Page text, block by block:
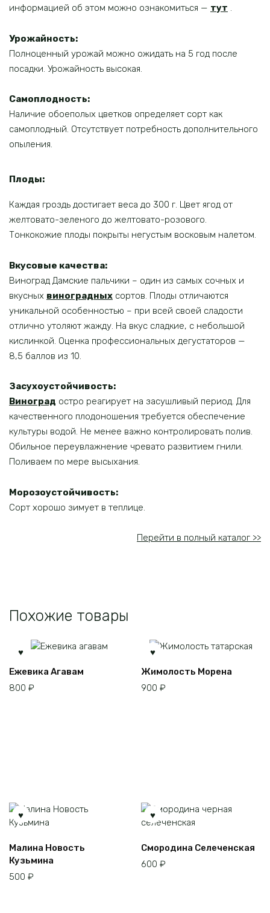
информацией об этом можно ознакомиться — тут .
Урожайность:
Полноценный урожай можно ожидать на 5 год после
посадки. Урожайность высокая.
Самоплодность:
Наличие обоеполых цветков определяет сорт как
самоплодный. Отсутствует потребность дополнительного
опыления.
Плоды:
Каждая гроздь достигает веса до 300 г. Цвет ягод от
желтовато-зеленого до желтовато-розового.
Тонкокожие плоды покрыты негустым восковым налетом.
Вкусовые качества:
Виноград Дамские пальчики – один из самых сочных и
вкусных виноградных сортов. Плоды отличаются
уникальной особенностью – при всей своей сладости
отлично утоляют жажду. На вкус сладкие, с небольшой
кислинкой. Оценка профессиональных дегустаторов —
8,5 баллов из 10.
Засухоустойчивость:
Виноград остро реагирует на засушливый период. Для
качественного плодоношения требуется обеспечение
культуры водой. Не менее важно контролировать полив.
Обильное переувлажнение чревато развитием гнили.
Поливаем по мере высыхания.
Морозоустойчивость:
Сорт хорошо зимует в теплице.
Перейти в полный каталог >>
Похожие товары
Ежевика Агавам
800 ₽
Жимолость Морена
900 ₽
Малина Новость
Кузьмина
500 ₽
Смородина Селеченская
600 ₽